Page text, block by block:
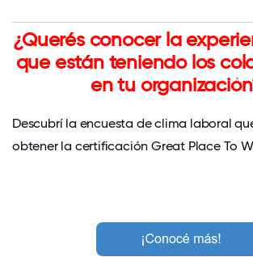
¿Querés conocer la
que están teniendo los
en tu
Descubrí la encuesta de clima laboral
obtener la certificación Great Place To